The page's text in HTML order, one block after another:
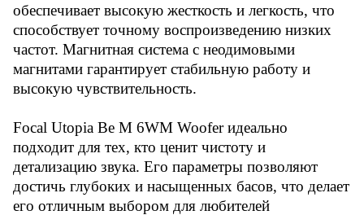
обеспечивает высокую жесткость и легкость, что
способствует точному воспроизведению низких
частот. Магнитная система с неодимовыми
магнитами гарантирует стабильную работу и
высокую чувствительность.
Focal Utopia Be M 6WM Woofer идеально
подходит для тех, кто ценит чистоту и
детализацию звука. Его параметры позволяют
достичь глубоких и насыщенных басов, что делает
его отличным выбором для любителей